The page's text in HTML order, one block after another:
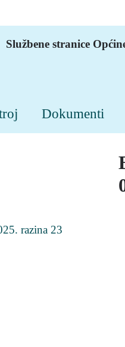
Službene stranice
Dokumenti
razina 23